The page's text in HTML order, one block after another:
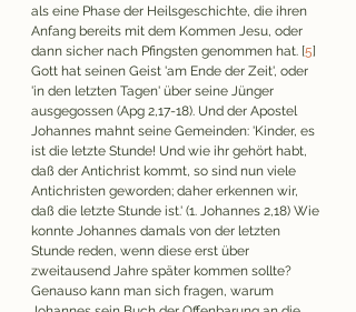
als eine Phase der Heilsgeschichte, die ihren
Anfang bereits mit dem Kommen Jesu, oder
dann sicher nach Pfingsten genommen hat. [5]
Gott hat seinen Geist 'am Ende der Zeit', oder
'in den letzten Tagen' über seine Jünger
ausgegossen (Apg 2,17-18). Und der Apostel
Johannes mahnt seine Gemeinden: 'Kinder, es
ist die letzte Stunde! Und wie ihr gehört habt,
daß der Antichrist kommt, so sind nun viele
Antichristen geworden; daher erkennen wir,
daß die letzte Stunde ist.' (1. Johannes 2,18) Wie
konnte Johannes damals von der letzten
Stunde reden, wenn diese erst über
zweitausend Jahre später kommen sollte?
Genauso kann man sich fragen, warum